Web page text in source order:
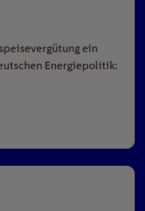
ein
Energiepolitik: